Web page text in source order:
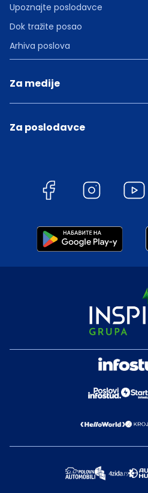
Upoznajte poslodavce
Dok tražite posao
Arhiva poslova
Za medije
Za poslodavce